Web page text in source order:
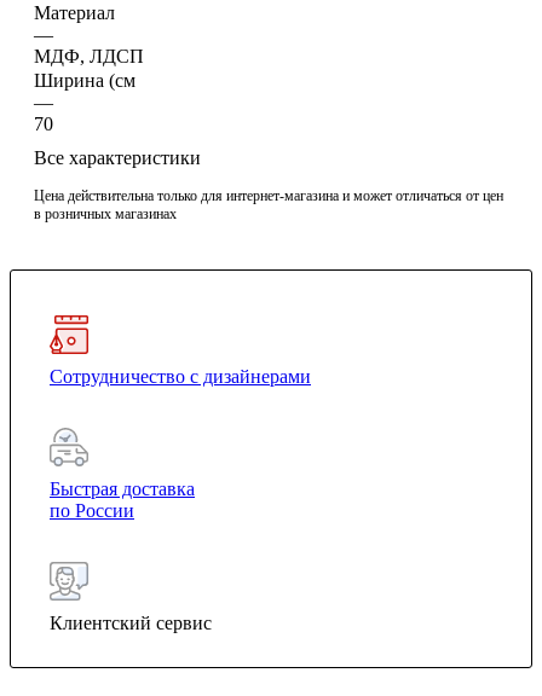
Материал
—
МДФ, ЛДСП
Ширина (см
—
70
Все характеристики
Цена действительна только для интернет-магазина и может отличаться от цен
в розничных магазинах
Сотрудничество с дизайнерами
Быстрая доставка
по России
Клиентский сервис